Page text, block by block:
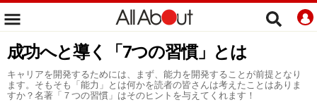
成功へと導く「7つの習慣」とは
キャリアを開発するためには、まず、能力を開発することが前提となり
ます。そもそも「能力」とは何かを読者の皆さんは考えたことはありま
すか？名著「７つの習慣」はそのヒントを与えてくれます！